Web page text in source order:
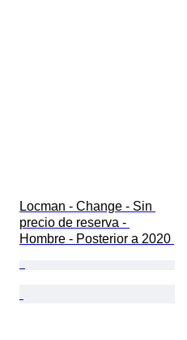
Locman - Change - Sin
precio de reserva -
Hombre - Posterior a 2020